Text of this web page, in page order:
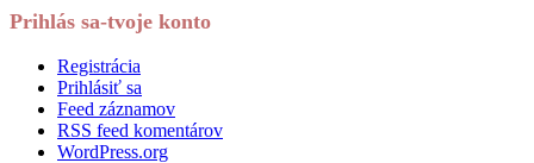
Prihlás sa-tvoje konto
Registrácia
Prihlásiť sa
Feed záznamov
RSS feed komentárov
WordPress.org